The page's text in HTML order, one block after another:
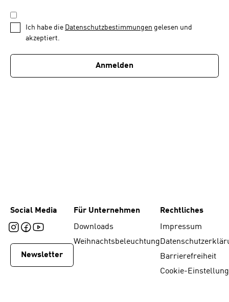
1
von
DATENSCHUTZBESTIMMUNGEN
*
Ich habe die Datenschutzbestimmungen gelesen und
akzeptiert.
Anmelden
Social Media
Newsletter
Für Unternehmen
Downloads
Weihnachtsbeleuchtung
Rechtliches
Impressum
Barrierefreiheit
Cookie-